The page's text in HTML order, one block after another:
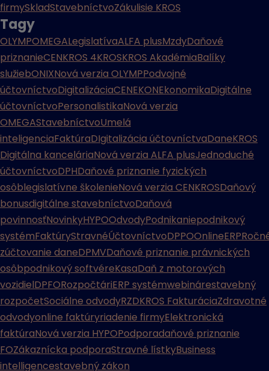
firmySkladStavebníctvoZákulisie KROS
Tagy
OLYMPOMEGALegislatívaALFA plusMzdyDaňové
priznanieCENKROS 4KROSKROS AkadémiaBalíky
služiebONIXNová verzia OLYMPPodvojné
účtovníctvoDigitalizáciaCENEKONEkonomikaDigitálne
účtovníctvoPersonalistikaNová verzia
OMEGAStavebníctvoUmelá
inteligenciaFaktúraDIgitalizácia účtovníctvaDaneKROS
Digitálna kanceláriaNová verzia ALFA plusJednoduché
účtovníctvoDPHDaňové priznanie fyzických
osôblegislatívne školenieNová verzia CENKROSDaňový
bonusdigitálne stavebníctvoDaňová
povinnosťNovinkyHYPOOdvodyPodnikaniepodnikový
systémFaktúryStravnéÚčtovníctvoDPPOOnlineERP
zúčtovanie daneDPMVDaňové priznanie právnických
osôbpodnikový softvéreKasaDaň z motorových
vozidielDPFORozpočtáriERP systémwebinárestavebný
rozpočetSociálne odvodyRZDKROS FakturáciaZdravotné
odvodyonline faktúryriadenie firmyElektronická
faktúraNová verzia HYPOPodporadaňové priznanie
FOZákaznícka podporaStravné lístkyBusiness
intelligencestavebný zákon